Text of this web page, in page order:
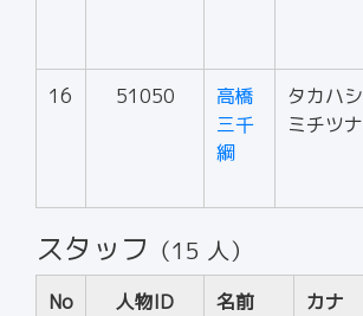
16 51050
高橋
三千
綱
タカハシ
ミチツナ
スタッフ （15 人）
No 人物ID 名前 カナ